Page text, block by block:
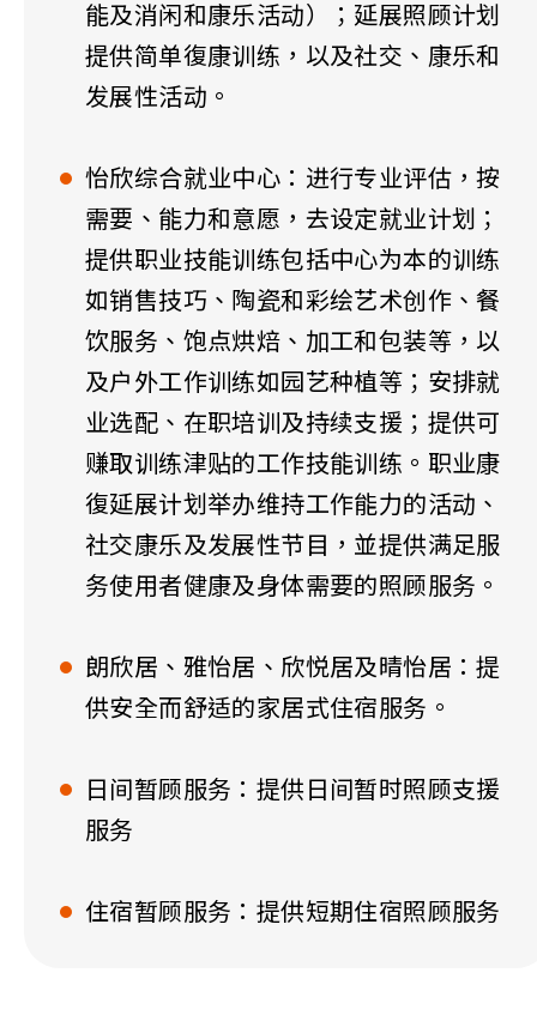
能及消闲和康乐活动）；延展照顾计划
提供简单復康训练，以及社交、康乐和
发展性活动。
怡欣综合就业中心：进行专业评估，按
需要、能力和意愿，去设定就业计划；
提供职业技能训练包括中心为本的训练
如销售技巧、陶瓷和彩绘艺术创作、餐
饮服务、饱点烘焙、加工和包装等，以
及户外工作训练如园艺种植等；安排就
业选配、在职培训及持续支援；提供可
赚取训练津贴的工作技能训练。职业康
復延展计划举办维持工作能力的活动、
社交康乐及发展性节目，並提供满足服
务使用者健康及身体需要的照顾服务。
朗欣居、雅怡居、欣悦居及晴怡居：提
供安全而舒适的家居式住宿服务。
日间暂顾服务：提供日间暂时照顾支援
服务
住宿暂顾服务：提供短期住宿照顾服务